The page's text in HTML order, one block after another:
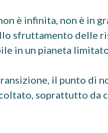
è infinita, non è in
sfruttamento delle
in un pianeta
il punto di
soprattutto